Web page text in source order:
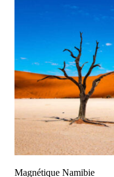
Magnétique Namibie